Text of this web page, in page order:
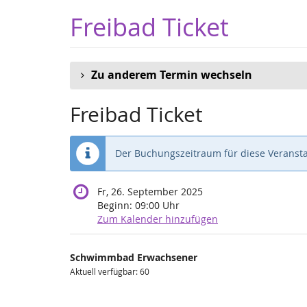
Freibad Ticket
Zu anderem Termin wechseln
Freibad Ticket
Der Buchungszeitraum für diese
Fr, 26. September 2025
Beginn: 09:00 Uhr
Zum Kalender hinzufügen
Produkte
Unkategorisierte
Schwimmbad Erwachsener
Aktuell verfügbar: 60